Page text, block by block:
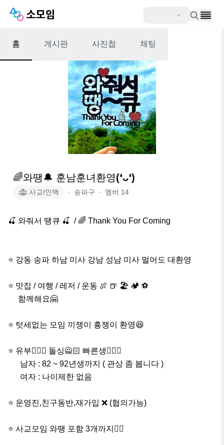
홈 게시판 사진첩 채팅
🌈와땡🔔 훈남훈녀환영(❛ᴗ❛)
사교/인맥 ∙ 송파구 ∙ 멤버 14
🍒 와줘서 땡큐 🍒  / 🌈 Thank You For Coming
⭐️ 강동 송파 하남 미사 강남 성남 미사 멀어도 대환영
⭐️ 맛집 / 여행 / 레저 / 운동 🍖 🍺 🏖 🏕 ⚽️
⭐ 텃세없는 모임 끼쟁이 흥쟁이 환영😆
⭐️ 유부🙅🏻‍♀️ 돌싱🙅🏻 빠른생🙅🏻‍♂️
⭐️ 운영진,친구동반,재가입 ❌️ (협의가능)
⭐️ 사교모임 와땡 포함 3개까지👌🏻